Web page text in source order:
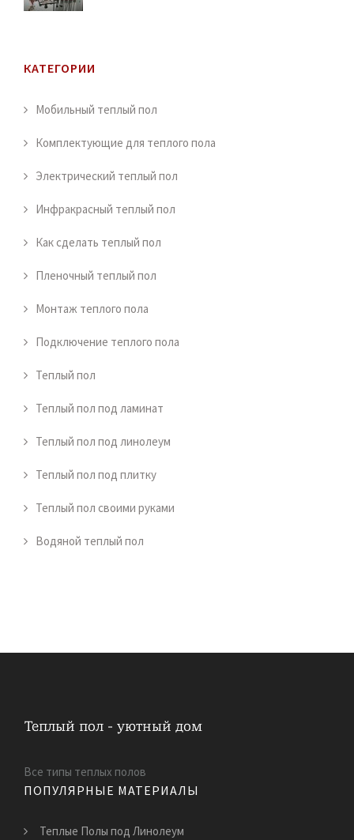
КАТЕГОРИИ
Мобильный теплый пол
Комплектующие для теплого пола
Электрический теплый пол
Инфракрасный теплый пол
Как сделать теплый пол
Пленочный теплый пол
Монтаж теплого пола
Подключение теплого пола
Теплый пол
Теплый пол под ламинат
Теплый пол под линолеум
Теплый пол под плитку
Теплый пол своими руками
Водяной теплый пол
Все типы теплых полов
ПОПУЛЯРНЫЕ МАТЕРИАЛЫ
Теплые Полы под Линолеум